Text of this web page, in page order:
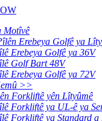
Motîvê
Erebeya Golfê ya
Erebeya Golfê ya 36V
Golf Bart 48V
Erebeya Golfê ya 72V
>>
Forkliftê yên Lîtyûmê
Forkliftê ya UL-ê ya
Forkliftê ya Standard